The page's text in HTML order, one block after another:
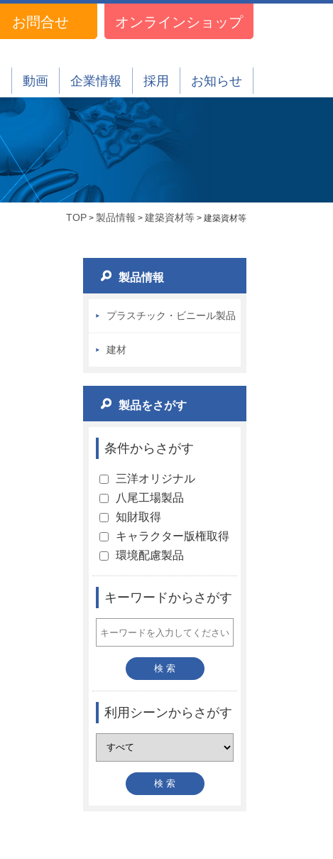
お問合せ オンラインショップ
動画 企業情報 採用 お知らせ
TOP > 製品情報 > 建築資材等 > 建築資材等
製品情報
プラスチック・ビニール製品
建材
製品をさがす
条件からさがす
三洋オリジナル
八尾工場製品
知財取得
キャラクター版権取得
環境配慮製品
キーワードからさがす
利用シーンからさがす